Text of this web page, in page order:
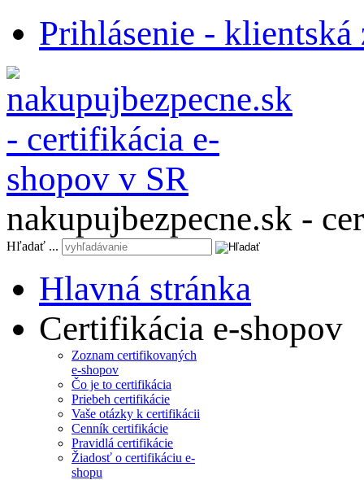
Prihlásenie - klientská
nakupujbezpecne.sk -
Hľadať ...
Hlavná stránka
Certifikácia e-shopov
Zoznam certifikovaných
e-shopov
Čo je to certifikácia
Priebeh certifikácie
Vaše otázky k certifikácii
Cenník certifikácie
Pravidlá certifikácie
Žiadosť o certifikáciu e-
shopu